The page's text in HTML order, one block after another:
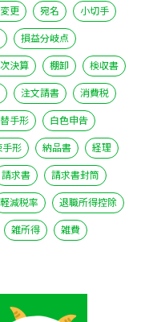
更 宛名
小切手
損益分岐点
決算 棚卸
検収書
注文請書
消費税
手形
白色申告
手形 納品書
経理
請求書
請求書封筒
軽減税率
退職所得控除
雑所得
雑費